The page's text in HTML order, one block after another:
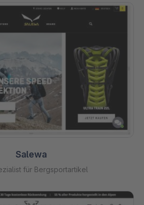
Salewa
für Bergsportartikel